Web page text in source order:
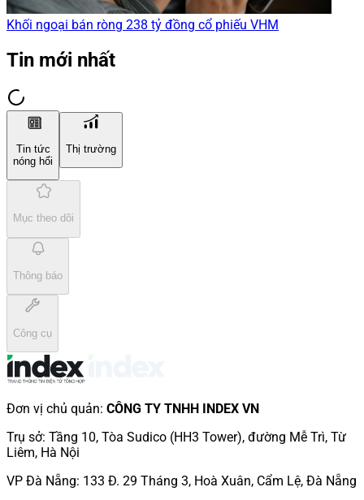
Khối ngoại bán ròng 238 tỷ đồng cổ phiếu VHM
Tin mới nhất
Tin tức
nóng hổi
Thị trường
Mục theo dõi
Thông báo
Công cụ
Đơn vị chủ quản: CÔNG TY TNHH INDEX VN
Trụ sở: Tầng 10, Tòa Sudico (HH3 Tower), đường Mễ Trì, Từ
Liêm, Hà Nội
VP Đà Nẵng: 133 Đ. 29 Tháng 3, Hoà Xuân, Cẩm Lệ, Đà Nẵng